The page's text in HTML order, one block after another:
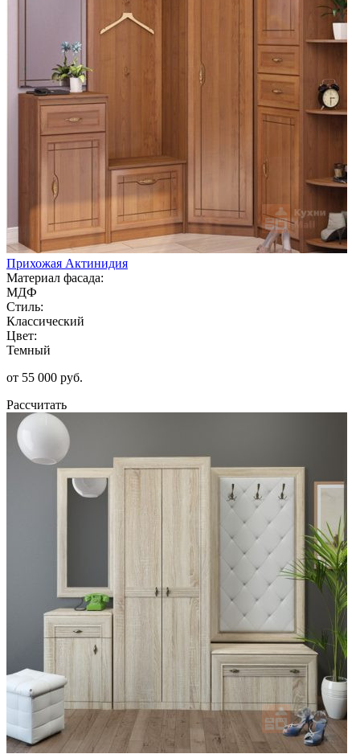
Прихожая Актинидия
Материал фасада:
МДФ
Стиль:
Классический
Цвет:
Темный
от 55 000 руб.
Рассчитать